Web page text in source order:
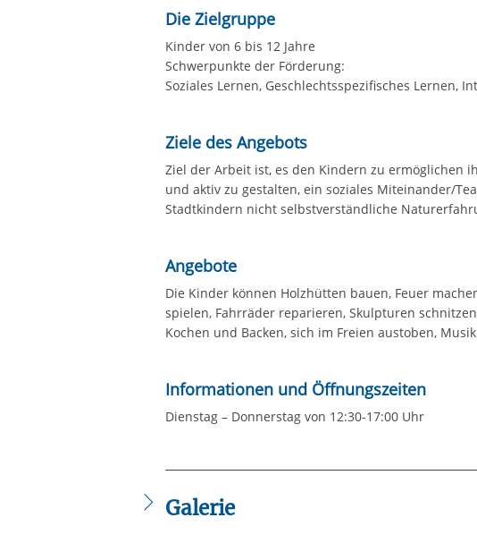
Die Zielgruppe
Kinder von 6 bis 12 Jahre
Schwerpunkte der Förderung:
Soziales Lernen, Geschlechtsspezifisches Lernen,
Ziele des Angebots
Ziel der Arbeit ist, es den Kindern zu ermöglichen
und aktiv zu gestalten, ein soziales Miteinander/
Stadtkindern nicht selbstverständliche
Angebote
Die Kinder können Holzhütten bauen, Feuer
spielen, Fahrräder reparieren, Skulpturen
Kochen und Backen, sich im Freien austoben,
Informationen und Öffnungszeiten
Dienstag – Donnerstag von 12:30-17:00 Uhr
Galerie